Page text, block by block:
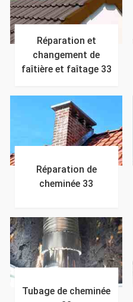
Réparation et
changement de
faîtière et faîtage 33
Réparation de
cheminée 33
Tubage de cheminée